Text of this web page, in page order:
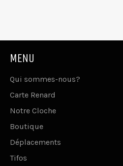
MENU
Qui sommes-nous?
Carte Renard
Notre Cloche
Boutique
Déplacements
Tifos